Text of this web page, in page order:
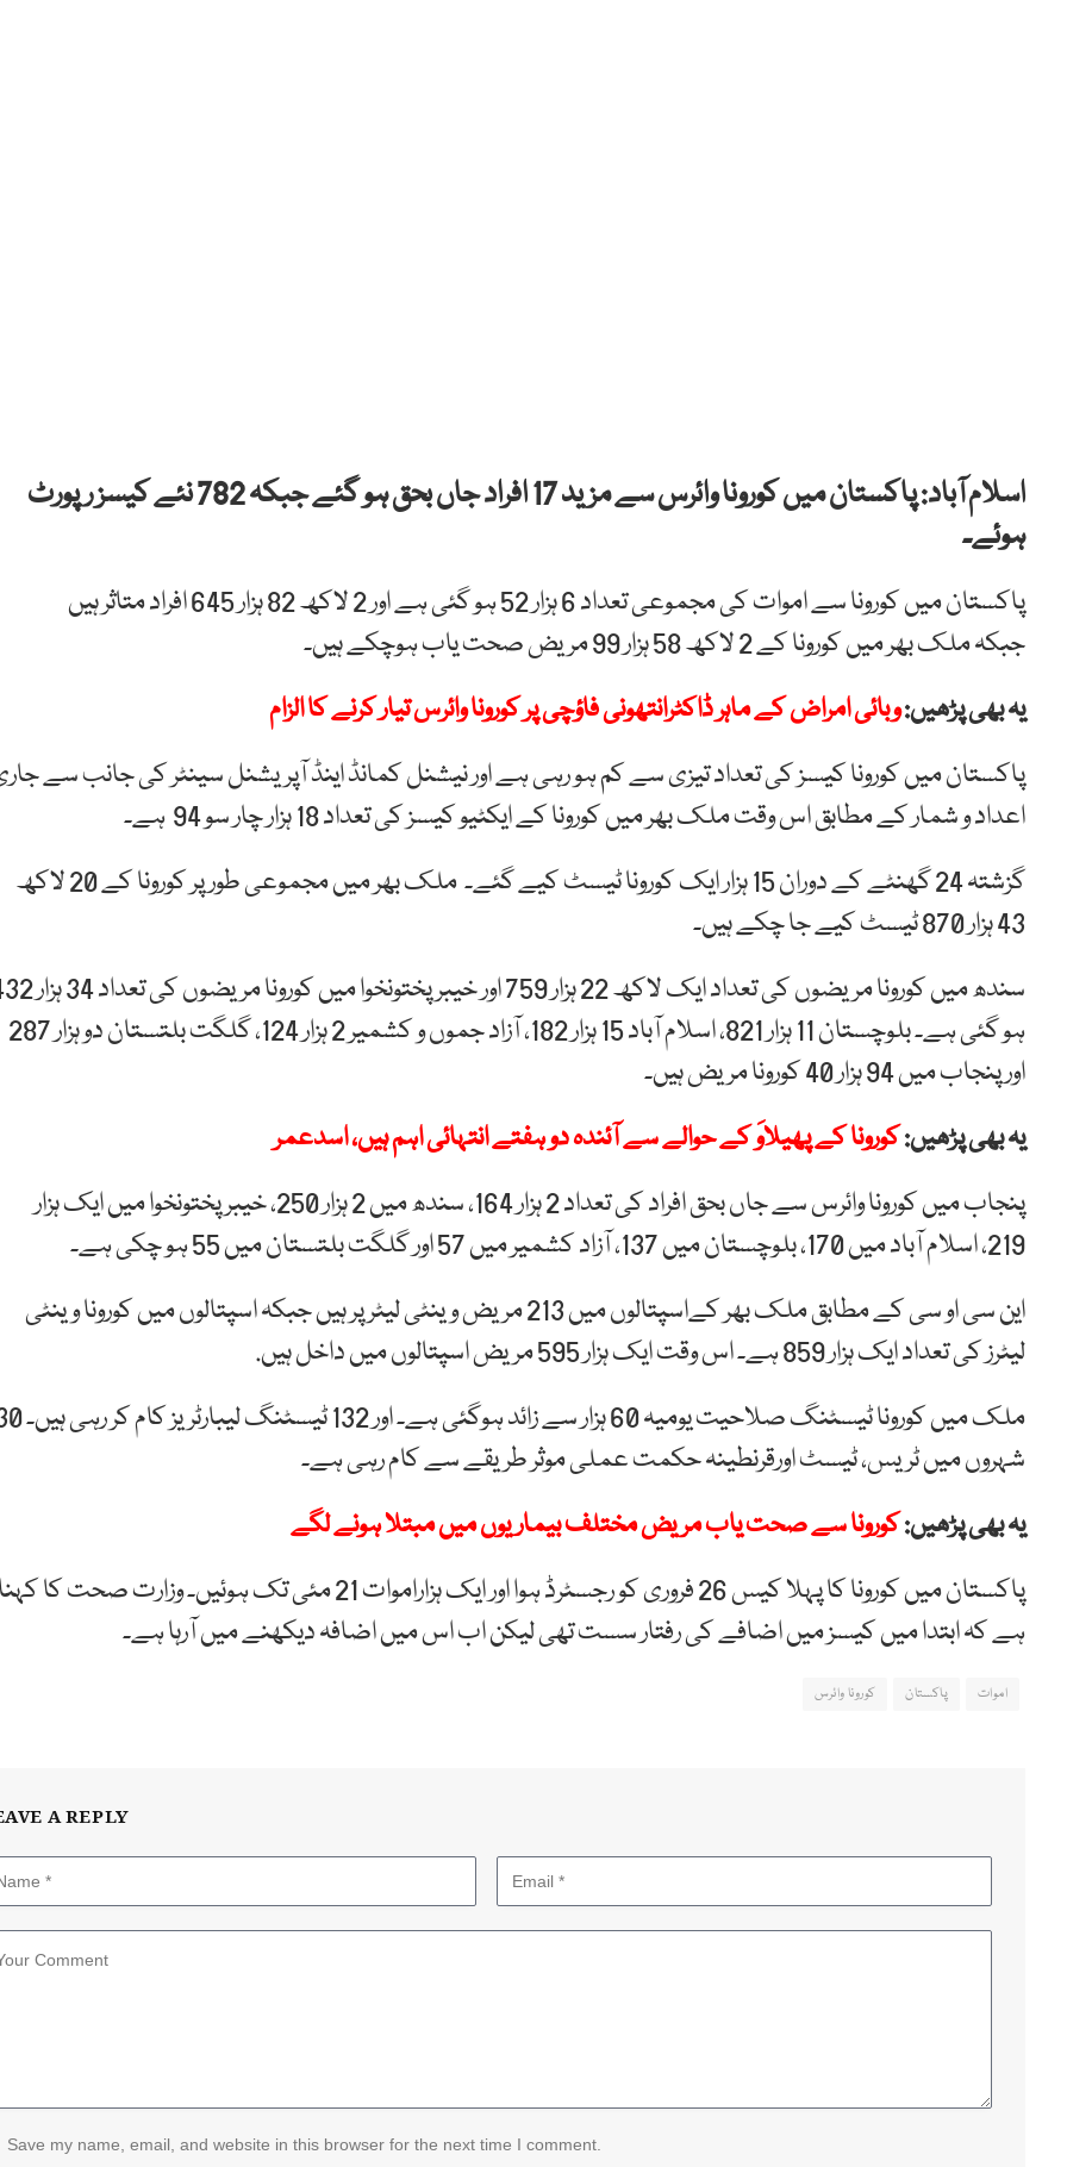
اسلام آباد: پاکستان میں کورونا وائرس سے مزید 17 افراد جاں بحق ہو گئے جبکہ 782 نئے کیسز رپورٹ
ہوئے۔
پاکستان میں کورونا سے اموات کی مجموعی تعداد 6 ہزار 52 ہو گئی ہے اور 2 لاکھ 82 ہزار 645 افراد متاثر ہیں
جبکہ ملک بھر میں کورونا کے 2 لاکھ 58 ہزار 99 مریض صحت یاب ہوچکے ہیں۔
یہ بھی پڑھیں:وبائی امراض کے ماہر ڈاکٹرانتھونی فاؤچی پر کورونا وائرس تیار کرنے کا الزام
پاکستان میں کورونا کیسز کی تعداد تیزی سے کم ہو رہی ہے اور نیشنل کمانڈ اینڈ آپریشنل سینٹر کی جانب سے
اعداد و شمار کے مطابق اس وقت ملک بھر میں کورونا کے ایکٹیو کیسز کی تعداد 18 ہزار چار سو 94 ہے۔
گزشتہ 24 گھنٹے کے دوران 15 ہزار ایک کورونا ٹیسٹ کیے گئے۔ ملک بھر میں مجموعی طور پر کورونا کے 20 لاکھ
43 ہزار 870 ٹیسٹ کیے جا چکے ہیں۔
سندھ میں کورونا مریضوں کی تعداد ایک لاکھ 22 ہزار 759 اور خیبر
ہو گئی ہے۔ بلوچستان 11 ہزار 821، اسلام آباد 15 ہزار 182، آزاد جموں و کشمیر 2 ہزار 124، گلگت بلتستان دو ہزار 287
اور پنجاب میں 94 ہزار 40 کورونا مریض ہیں۔
یہ بھی پڑھیں:کورونا کے پھیلاوَ کے حوالے سے آئندہ دو ہفتے انتہائی اہم ہیں، اسدعمر
پنجاب میں کورونا وائرس سے جاں بحق افراد کی تعداد 2 ہزار 164، سندھ میں 2 ہزار 250، خیبر پختونخوا میں ایک ہزار
219، اسلام آباد میں 170، بلوچستان میں 137، آزاد کشمیر میں 57 اور گلگت بلتستان میں 55 ہو چکی ہے۔
این سی او سی کے مطابق ‏ملک بھر کےاسپتالوں میں 213 مریض وینٹی لیٹر پر ہیں جبکہ اسپتالوں میں کورونا وینٹی
لیٹرز کی تعداد ایک ہزار 859 ہے۔ اس وقت ایک ہزار 595 مریض اسپتالوں میں داخل ہیں.
ملک میں کورونا ٹیسٹنگ صلاحیت یومیہ 60 ہزار سے زائد ہوگئی
شہروں میں ٹریس، ٹیسٹ اورقرنطینہ حکمت عملی موثر طریقے سے کام رہی ہے۔
یہ بھی پڑھیں:کورونا سے صحت یاب مریض مختلف بیماریوں میں مبتلا ہونے لگے
پاکستان میں کورونا کا پہلا کیس 26 فروری کو رجسٹرڈ ہوا اور ایک ہزاراموات 21 مئی تک ہوئیں۔ وزارت صحت کا
ہے کہ ابتدا میں کیسز میں اضافے کی رفتار سست تھی لیکن اب اس میں اضافہ دیکھنے میں آرہا ہے۔
اموات پاکستان کورونا وائرس
A REPLY
Save my name, email, and website in this browser for the next time I comment.